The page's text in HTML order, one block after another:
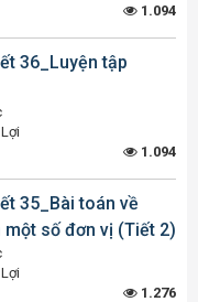
1.094
36_Luyện tập
1.094
35_Bài toán về
một số đơn vị (Tiết 2)
1.276